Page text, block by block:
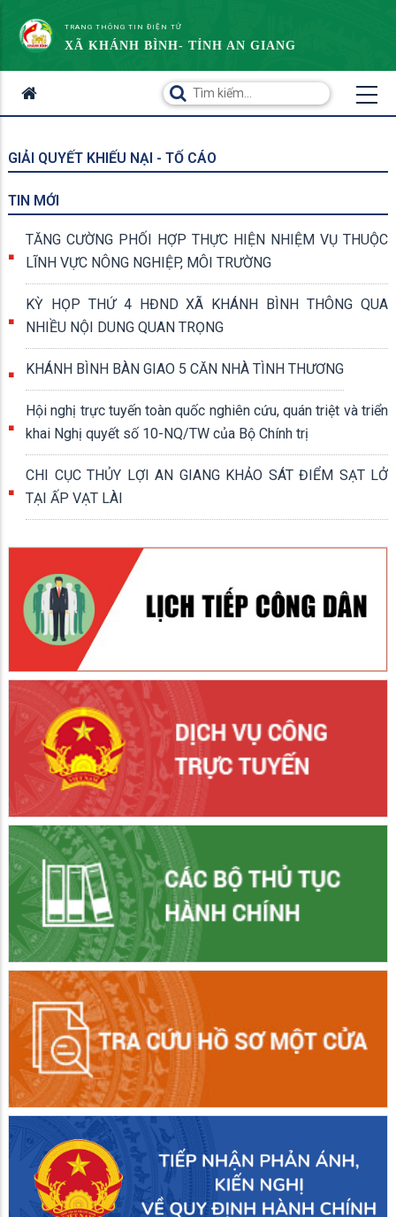
TRANG THÔNG TIN ĐIỆN TỬ
XÃ KHÁNH BÌNH- TỈNH AN GIANG
GIẢI QUYẾT KHIẾU NẠI - TỐ CÁO
TIN MỚI
TĂNG CƯỜNG PHỐI HỢP THỰC HIỆN NHIỆM VỤ THUỘC
LĨNH VỰC NÔNG NGHIỆP, MÔI TRƯỜNG
KỲ HỌP THỨ 4 HĐND XÃ KHÁNH BÌNH THÔNG QUA
NHIỀU NỘI DUNG QUAN TRỌNG
KHÁNH BÌNH BÀN GIAO 5 CĂN NHÀ TÌNH THƯƠNG
Hội nghị trực tuyến toàn quốc nghiên cứu, quán triệt và triển
khai Nghị quyết số 10-NQ/TW của Bộ Chính trị
CHI CỤC THỦY LỢI AN GIANG KHẢO SÁT ĐIỂM SẠT LỞ
TẠI ẤP VẠT LÀI